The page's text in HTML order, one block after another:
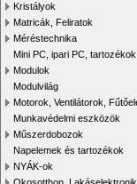
Kristályok
Matricák, Feliratok
Méréstechnika
Mini PC, ipari PC, tartozékok
Modulok
Modulvilág
Motorok, Ventilátorok,
Munkavédelmi eszközök
Műszerdobozok
Napelemek és tartozékok
NYÁK-ok